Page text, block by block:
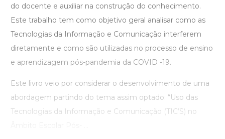
do docente e auxiliar na construção do conhecimento.
Este trabalho tem como objetivo geral analisar como as
Tecnologias da Informação e Comunicação interferem
diretamente e como são utilizadas no processo de ensino
e aprendizagem pós-pandemia da COVID -19.
Este livro veio por considerar o desenvolvimento de uma
abordagem partindo do tema assim optado: “Uso das
Tecnologias da Informação e Comunicação (TIC’S) no